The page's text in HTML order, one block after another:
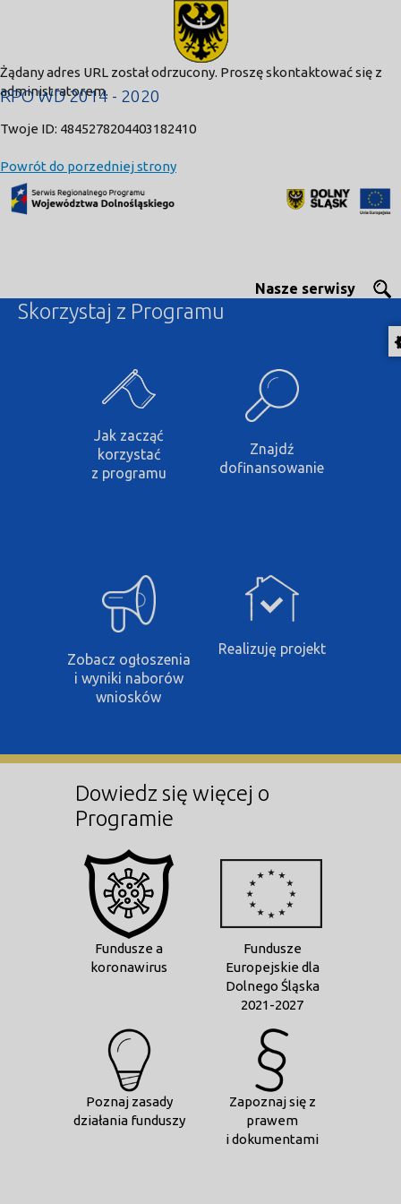
Żądany adres URL został odrzucony. Proszę skontaktować się z
administratorem.
Twoje ID: 4845278204403182410
Powrót do porzedniej strony
Nasze serwisy
RPO WD 2014 - 2020
Skorzystaj z Programu
Jak zacząć
korzystać
z programu
Znajdź
dofinansowanie
Zobacz ogłoszenia
i wyniki naborów
wniosków
Realizuję projekt
Dowiedz się więcej o
Programie
Fundusze a
koronawirus
Fundusze
Europejskie dla
Dolnego Śląska
2021-2027
Poznaj zasady
działania funduszy
Zapoznaj się z
prawem
i dokumentami
modal-check